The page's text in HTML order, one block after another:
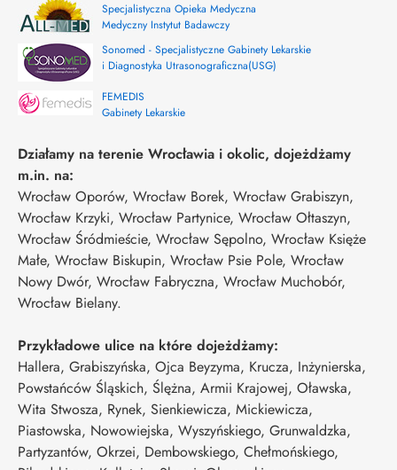
Specjalistyczna Opieka Medyczna
Medyczny Instytut Badawczy
Sonomed - Specjalistyczne Gabinety Lekarskie
i Diagnostyka Utrasonograficzna(USG)
FEMEDIS
Gabinety Lekarskie
Działamy na terenie Wrocławia i okolic, dojeżdżamy
m.in. na:
Wrocław Oporów, Wrocław Borek, Wrocław Grabiszyn,
Wrocław Krzyki, Wrocław Partynice, Wrocław Ołtaszyn,
Wrocław Śródmieście, Wrocław Sępolno, Wrocław Księże
Małe, Wrocław Biskupin, Wrocław Psie Pole, Wrocław
Nowy Dwór, Wrocław Fabryczna, Wrocław Muchobór,
Wrocław Bielany.
Przykładowe ulice na które dojeżdżamy:
Hallera, Grabiszyńska, Ojca Beyzyma, Krucza, Inżynierska,
Powstańców Śląskich, Ślężna, Armii Krajowej, Oławska,
Wita Stwosza, Rynek, Sienkiewicza, Mickiewicza,
Piastowska, Nowowiejska, Wyszyńskiego, Grunwaldzka,
Partyzantów, Okrzei, Dembowskiego, Chełmońskiego,